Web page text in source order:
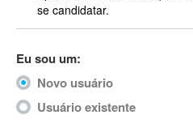
ACT
Actimize
ActionScript
ActionScript 3
se candidatar.
Eu sou um:
Novo usuário
Usuário existente